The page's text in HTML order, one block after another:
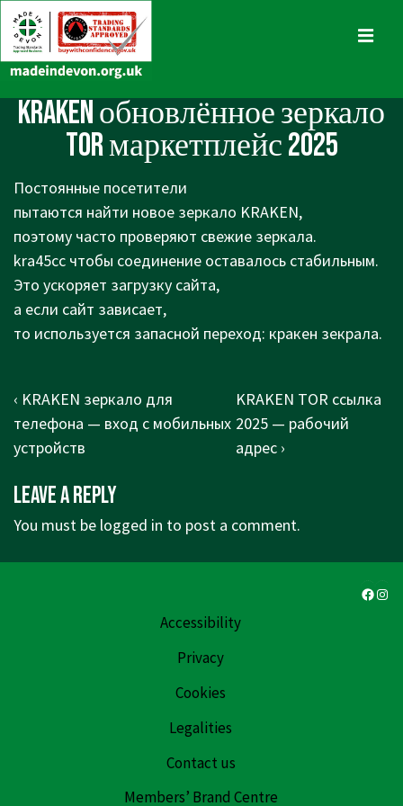
Skip
to
Content
Main
Navigation
KRAKEN обновлённое зеркало
TOR маркетплейс 2025
Постоянные посетители
пытаются найти новое зеркало KRAKEN,
поэтому часто проверяют свежие зеркала.
kra45cc чтобы соединение оставалось стабильным.
Это ускоряет загрузку сайта,
а если сайт зависает,
то используется запасной переход: кракен зекрала.
Post
navigation
Previous
Post
is
‹ KRAKEN зеркало для
телефона — вход с мобильных
устройств
Next
Post
is
KRAKEN TOR ссылка
2025 — рабочий
адрес ›
Leave a Reply
You must be logged in to post a comment.
Accessibility
Privacy
Cookies
Legalities
Contact us
Members’ Brand Centre